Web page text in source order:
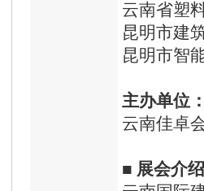
云南省塑
昆明市建
昆明市智
主办单位：
云南佳卓
■ 展会介绍